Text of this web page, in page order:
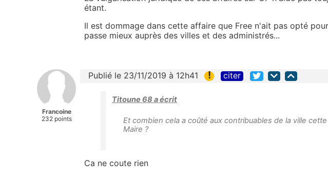
étant.
Il est dommage dans cette affaire que Free n'ait pas opté
passe mieux auprès des villes et des administrés...
Francoine
232 points
Publié le 23/11/2019 à 12h41 ! citer
Titoune 68 a écrit
Et combien cela a coûté aux contribuables de la ville
Maire ?
Ca ne coute rien